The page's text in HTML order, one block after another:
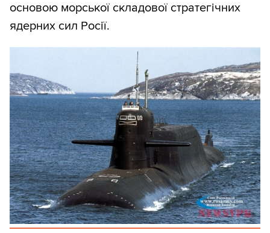
основою морської складової стратегічних
ядерних сил Росії.